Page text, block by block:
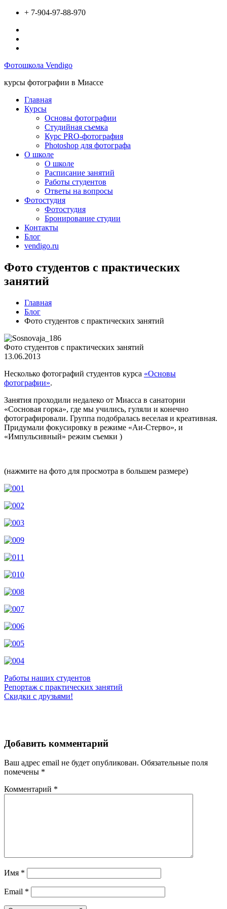
Перейти
содержимому
+ 7-904-97-88-970
Фотошкола Vendigo
курсы фотографии в Миассе
Главная
Курсы
Основы фотографии
Студийная съемка
Курс PRO-фотография
Photoshop для фотографа
О школе
О школе
Расписание занятий
Работы студентов
Ответы на вопросы
Фотостудия
Фотостудия
Бронирование студии
Контакты
Блог
vendigo.ru
Фото студентов с практических
занятий
Главная
Блог
Фото студентов с практических занятий
Фото студентов с практических занятий
13.06.2013
Несколько фотографий студентов курса «Основы
фотографии».
Занятия проходили недалеко от Миасса в санатории
«Сосновая горка», где мы учились, гуляли и конечно
фотографировали. Группа подобралась веселая и креативная.
Придумали фокусировку в режиме «Аи-Стерво», и
«Импульсивный» режим съемки )
(нажмите на фото для просмотра в большем размере)
Работы наших студентов
Навигация
по
Репортаж с практических занятий
Скидки с друзьями!
Добавить комментарий
Ваш адрес email не будет опубликован. Обязательные поля
помечены *
Комментарий *
Имя *
Email *